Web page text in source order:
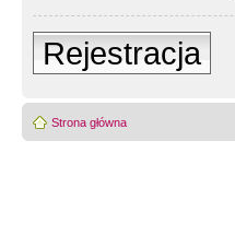
Rejestracja
Strona główna